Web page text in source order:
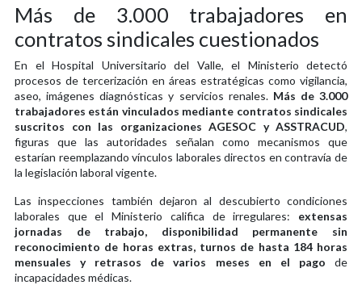
Más de 3.000 trabajadores en
contratos sindicales cuestionados
En el Hospital Universitario del Valle, el Ministerio detectó
procesos de tercerización en áreas estratégicas como vigilancia,
aseo, imágenes diagnósticas y servicios renales. Más de 3.000
trabajadores están vinculados mediante contratos sindicales
suscritos con las organizaciones AGESOC y ASSTRACUD,
figuras que las autoridades señalan como mecanismos que
estarían reemplazando vínculos laborales directos en contravía de
la legislación laboral vigente.
Las inspecciones también dejaron al descubierto condiciones
laborales que el Ministerio califica de irregulares: extensas
jornadas de trabajo, disponibilidad permanente sin
reconocimiento de horas extras, turnos de hasta 184 horas
mensuales y retrasos de varios meses en el pago de
incapacidades médicas.